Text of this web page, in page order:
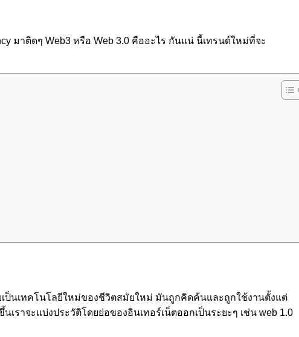
มาติดๆ Web3 หรือ Web 3.0 คืออะไร กันแน่ นี้เทรนด์ใหม่ที่จะ
ป็นเทคโนโลยีใหม่ของชีวิตสมัยใหม่ มันถูกคิดค้นและถูกใช้งานตั้งแต่
ราจะแบ่งประวัติโดยย่อของอินเทอร์เน็ตออกเป็นระยะๆ เช่น web 1.0